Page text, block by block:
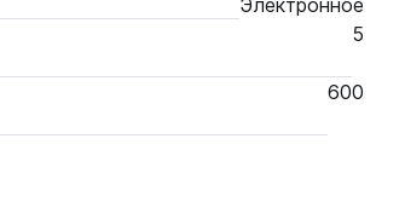
Электронное
5
600